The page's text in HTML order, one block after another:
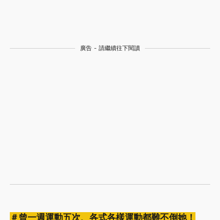
廣告 - 請繼續往下閱讀
＃曾一週運動五次、各式各樣運動都難不倒她！